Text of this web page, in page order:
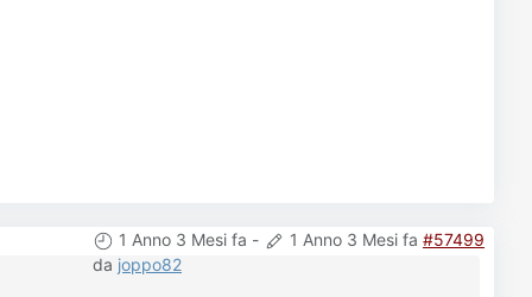
1 Anno 3 Mesi fa - 1 Anno 3 Mesi fa #57499
da joppo82